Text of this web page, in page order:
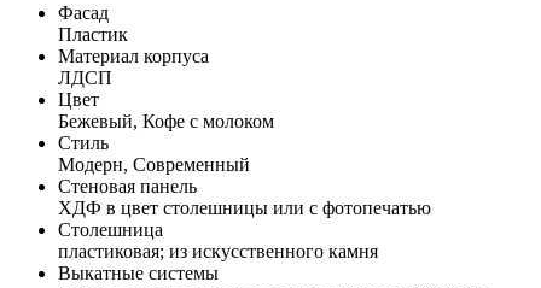
Фасад
Пластик
Материал корпуса
ЛДСП
Цвет
Бежевый, Кофе с молоком
Стиль
Модерн, Современный
Стеновая панель
ХДФ в цвет столешницы или с фотопечатью
Столешница
пластиковая; из искусственного камня
Выкатные системы